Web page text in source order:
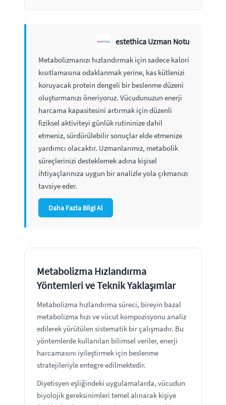
estethica Uzman Notu
Metabolizmanızı hızlandırmak için sadece kalori
kısıtlamasına odaklanmak yerine, kas kütlenizi
koruyacak protein dengeli bir beslenme düzeni
oluşturmanızı öneriyoruz. Vücudunuzun enerji
harcama kapasitesini artırmak için düzenli
fiziksel aktiviteyi günlük rutininize dahil
etmeniz, sürdürülebilir sonuçlar elde etmenize
yardımcı olacaktır. Uzmanlarımız, metabolik
süreçlerinizi desteklemek adına kişisel
ihtiyaçlarınıza uygun bir analizle yola çıkmanızı
tavsiye eder.
Daha Fazla Bilgi Al
Metabolizma Hızlandırma
Yöntemleri ve Teknik Yaklaşımlar
Metabolizma hızlandırma süreci, bireyin bazal
metabolizma hızı ve vücut kompozisyonu analiz
edilerek yürütülen sistematik bir çalışmadır. Bu
yöntemlerde kullanılan bilimsel veriler, enerji
harcamasını iyileştirmek için beslenme
stratejileriyle entegre edilmektedir.
Diyetisyen eşliğindeki uygulamalarda, vücudun
biyolojik gereksinimleri temel alınarak kişiye